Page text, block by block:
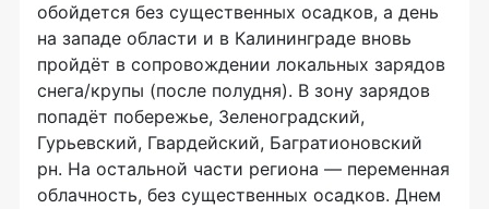
обойдется без существенных осадков, а день
на западе области и в Калининграде вновь
пройдёт в сопровождении локальных зарядов
снега/крупы (после полудня). В зону зарядов
попадёт побережье, Зеленоградский,
Гурьевский, Гвардейский, Багратионовский
рн. На остальной части региона — переменная
облачность, без существенных осадков. Днем